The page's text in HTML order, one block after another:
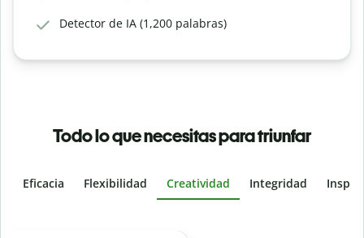
Detector de IA (1,200 palabras)
Todo lo que necesitas para triunfar
Eficacia Flexibilidad Creatividad Integridad